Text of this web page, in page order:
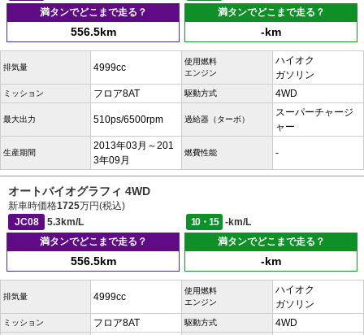
満タンでどこまで走る？
556.5km
満タンでどこまで走る？
-km
排気量 4999cc
使用燃料
エンジン
ハイオク
ガソリン
ミッション フロア8AT 駆動方式 4WD
最大出力 510ps/6500rpm 過給器（ターボ）
スーパーチャージ
ャー
生産期間
2013年03月～201
3年09月
燃費性能 -
オートバイオグラフィ 4WD
新車時価格1725万円(税込)
JC08
5.3km/L 10・15
-km/L
満タンでどこまで走る？
556.5km
満タンでどこまで走る？
-km
排気量 4999cc
使用燃料
エンジン
ハイオク
ガソリン
ミッション フロア8AT 駆動方式 4WD